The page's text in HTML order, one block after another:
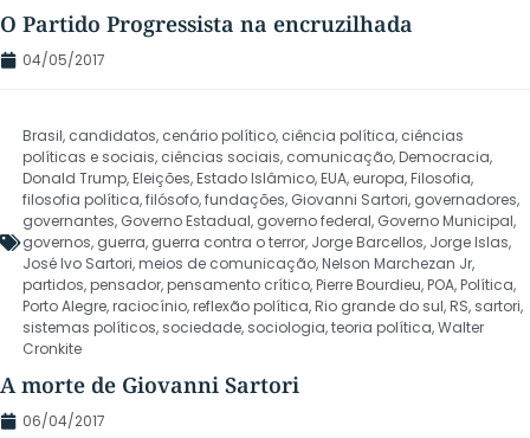
O Partido Progressista na encruzilhada
04/05/2017
Brasil, candidatos, cenário político, ciência política, ciências
políticas e sociais, ciências sociais, comunicação,Democracia,
Donald Trump,Eleições,Estado Islâmico,EUA, europa,Filosofia,
filosofia política,filósofo,fundações, Giovanni Sartori, governadores,
governantes, Governo Estadual, governo federal, Governo Municipal,
governos, guerra, guerra contra o terror, Jorge Barcellos, Jorge Islas,
José Ivo Sartori,meios de comunicação,Nelson Marchezan Jr,
partidos,pensador,pensamento crítico,Pierre Bourdieu,POA,Política,
Porto Alegre,raciocínio,reflexão política,Rio grande do sul,RS, sartori,
sistemas políticos, sociedade, sociologia,teoria política,Walter
Cronkite
A morte de Giovanni Sartori
06/04/2017